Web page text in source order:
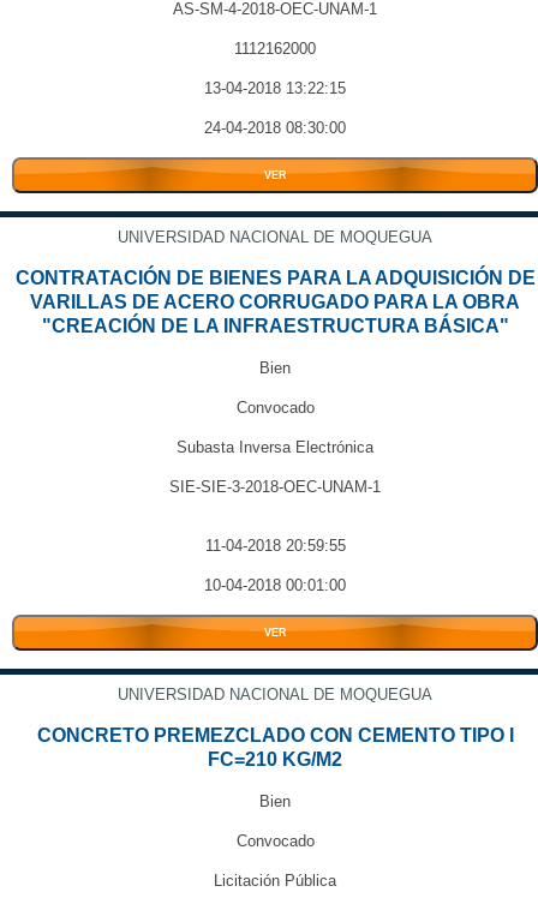
AS-SM-4-2018-OEC-UNAM-1
1112162000
13-04-2018 13:22:15
24-04-2018 08:30:00
VER
UNIVERSIDAD NACIONAL DE MOQUEGUA
CONTRATACIÓN DE BIENES PARA LA ADQUISICIÓN DE
VARILLAS DE ACERO CORRUGADO PARA LA OBRA
"CREACIÓN DE LA INFRAESTRUCTURA BÁSICA"
Bien
Convocado
Subasta Inversa Electrónica
SIE-SIE-3-2018-OEC-UNAM-1
11-04-2018 20:59:55
10-04-2018 00:01:00
VER
UNIVERSIDAD NACIONAL DE MOQUEGUA
CONCRETO PREMEZCLADO CON CEMENTO TIPO I
FC=210 KG/M2
Bien
Convocado
Licitación Pública